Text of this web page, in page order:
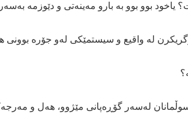
یاخود بوو بوو بە بارو مەینەتی و دێوزمە
لە واقیع و سیستمێکی لەو جۆرە بوونی
لەسەر گۆڕەپانی مێژوو، ھەل و